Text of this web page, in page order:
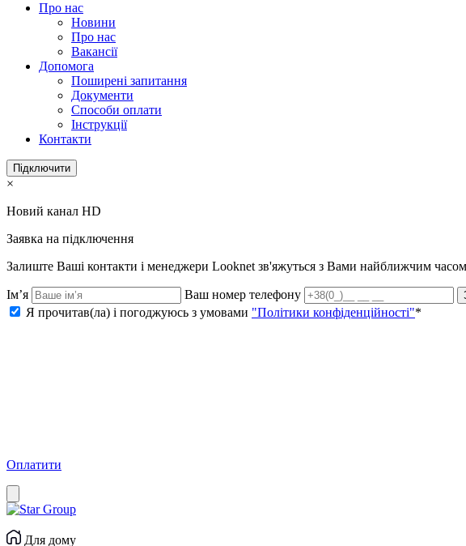
Про нас
Новини
Про нас
Вакансії
Допомога
Поширені запитання
Документи
Способи оплати
Інструкції
Контакти
Підключити
×
Новий канал HD
Заявка на підключення
Залиште Ваші контакти і менеджери Looknet зв'яжуться з Вами найближчим часом
Ім’я Ваш номер телефону
Я прочитав(ла) і погоджуюсь з умовами "Політики конфіденційності"*
Оплатити
Для дому